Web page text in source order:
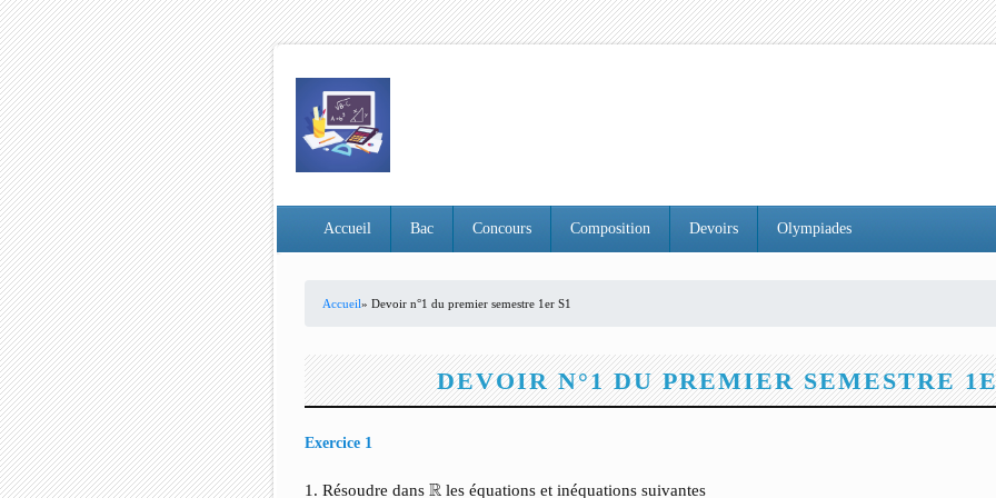
Accueil Bac Concours Composition Devoirs Olympiades
Accueil» Devoir n°1 du premier semestre 1er S1
DEVOIR N°1 DU PREMIER SEMESTRE
Exercice 1
1. Résoudre dansR
R les équations et inéquations suivantes